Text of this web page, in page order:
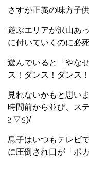
さすが正義の味方子
遊ぶエリアが沢山あ
に付いていくのに必死
遊んでいると「やな
ス！ダンス！ダンス
見れないかもと思い
時間前から並び、ス
≧▽≦)/
息子はいつもテレビ
に圧倒され口が「ポ